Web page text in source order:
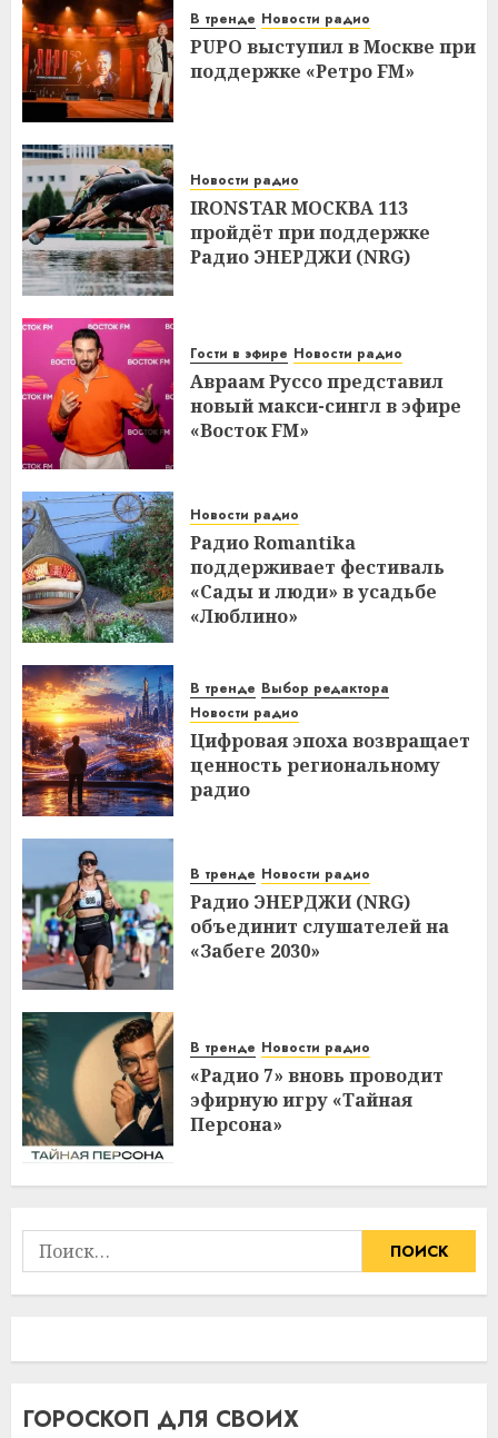
В тренде Новости радио
PUPO выступил в Москве при
поддержке «Ретро FM»
Новости радио
IRONSTAR МОСКВА 113
пройдёт при поддержке
Радио ЭНЕРДЖИ (NRG)
Гости в эфире Новости радио
Авраам Руссо представил
новый макси-сингл в эфире
«Восток FM»
Новости радио
Радио Romantika
поддерживает фестиваль
«Сады и люди» в усадьбе
«Люблино»
В тренде Выбор редактора
Новости радио
Цифровая эпоха возвращает
ценность региональному
радио
В тренде Новости радио
Радио ЭНЕРДЖИ (NRG)
объединит слушателей на
«Забеге 2030»
В тренде Новости радио
«Радио 7» вновь проводит
эфирную игру «Тайная
Персона»
Найти:
ГОРОСКОП ДЛЯ СВОИХ